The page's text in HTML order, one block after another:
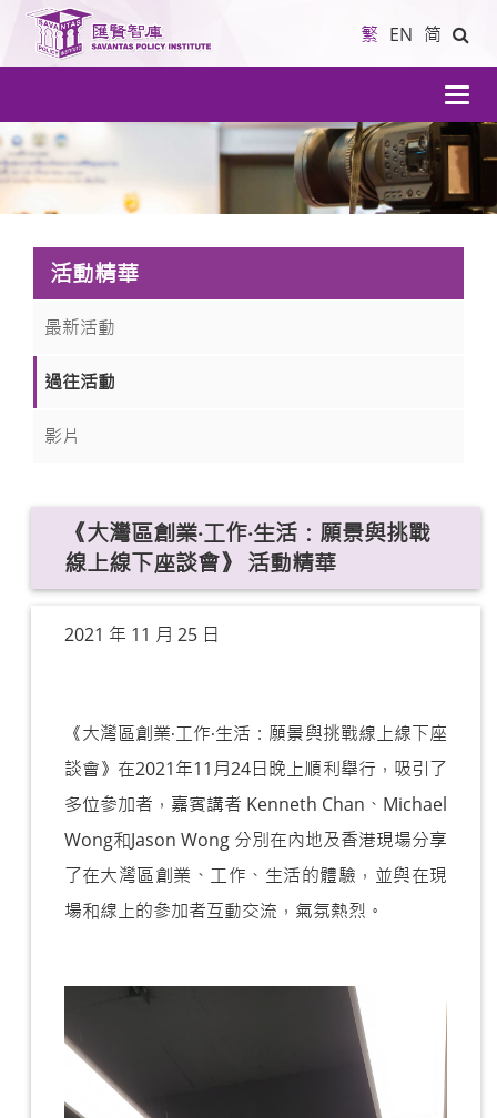
繁 EN 简
導
航
活動精華
最新活動
過往活動
影片
《大灣區創業‧工作‧生活：願景與挑戰
線上線下座談會》 活動精華
2021 年 11 月 25 日
《大灣區創業‧工作‧生活：願景與挑戰線上線下座
談會》在2021年11月24日晚上順利舉行，吸引了
多位參加者，嘉賓講者 Kenneth Chan 、 Michael
Wong和Jason Wong 分別在內地及香港現場分享
了在大灣區創業、工作、生活的體驗，並與在現
場和線上的參加者互動交流，氣氛熱烈。